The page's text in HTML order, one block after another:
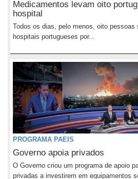
Medicamentos levam oito
hospital
Todos os dias, pelo menos, oito pessoas
hospitais portugueses por...
PROGRAMA PAEIS
Governo apoia privados
O Governo criou um programa de apoio
privadas a investirem em equipamentos